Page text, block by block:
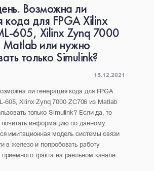
Возможна ли
кода для FPGA Xilinx
605, Xilinx Zynq 7000
Matlab или нужно
только Simulink?
15.12.2021
ли генерация кода для FPGA
605, Xilinx Zynq 7000 ZC706 из Matlab
только Simulink? Если да, то
почитать информацию по данному
имитационная модель системы связи
в железо и попробовать работу
тракта на раельном канале